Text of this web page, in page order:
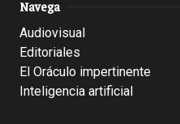
Navega
Audiovisual
Editoriales
El Oráculo impertinente
Inteligencia artificial